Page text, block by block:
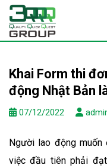
Skip
content
Khai Form thi
động Nhật Bản
07/12/2022
Người lao động
việc đầu tiên phải